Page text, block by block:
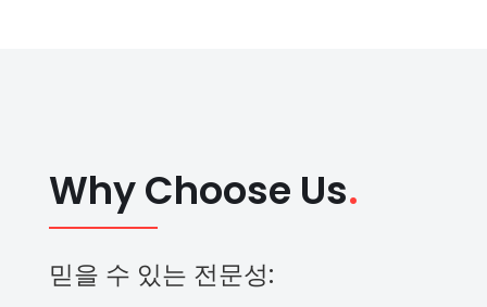
Why Choose Us.
믿을 수 있는 전문성: